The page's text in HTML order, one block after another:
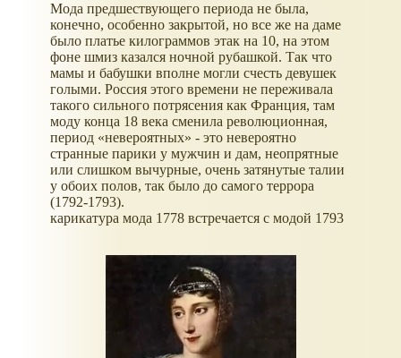
Мода предшествующего периода не была,
конечно, особенно закрытой, но все же на даме
было платье килограммов этак на 10, на этом
фоне шмиз казался ночной рубашкой. Так что
мамы и бабушки вполне могли счесть девушек
голыми. Россия этого времени не переживала
такого сильного потрясения как Франция, там
моду конца 18 века сменила революционная,
период «невероятных» - это невероятно
странные парики у мужчин и дам, неопрятные
или слишком вычурные, очень затянутые талии
у обоих полов, так было до самого террора
(1792-1793).
карикатура мода 1778 встречается с модой 1793